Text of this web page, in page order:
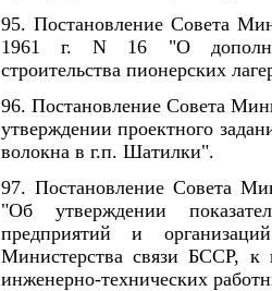
95. Постановление Совета
1961 г. N 16 "О
строительства пионерских
96. Постановление Совета
утверждении проектного
волокна в г.п. Шатилки".
97. Постановление Совета
"Об утверждении
предприятий и
Министерства связи БССР, к
инженерно-технических